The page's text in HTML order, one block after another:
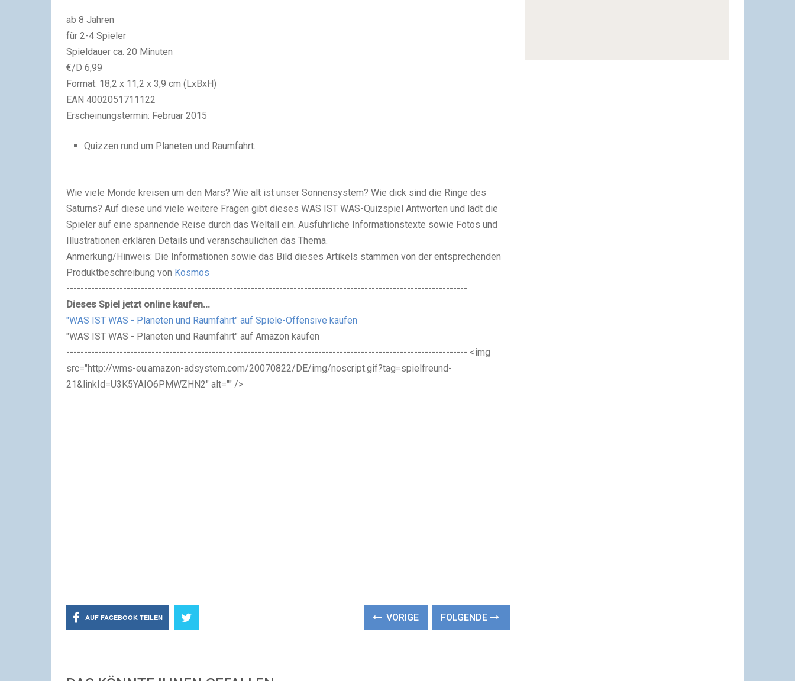
ab 8 Jahren
für 2-4 Spieler
Spieldauer ca. 20 Minuten
€/D 6,99
Format: 18,2 x 11,2 x 3,9 cm (LxBxH)
EAN 4002051711122
Erscheinungstermin: Februar 2015
Quizzen rund um Planeten und Raumfahrt.
Wie viele Monde kreisen um den Mars? Wie alt ist unser Sonnensystem? Wie dick sind die Ringe des
Saturns? Auf diese und viele weitere Fragen gibt dieses WAS IST WAS-Quizspiel Antworten und lädt die
Spieler auf eine spannende Reise durch das Weltall ein. Ausführliche Informationstexte sowie Fotos und
Illustrationen erklären Details und veranschaulichen das Thema.
Anmerkung/Hinweis: Die Informationen sowie das Bild dieses Artikels stammen von der entsprechenden
Produktbeschreibung von Kosmos
-----------------------------------------------------------------------------------------------------------------
Dieses Spiel jetzt online kaufen...
"WAS IST WAS - Planeten und Raumfahrt" auf Spiele-Offensive kaufen
"WAS IST WAS - Planeten und Raumfahrt" auf Amazon kaufen
----------------------------------------------------------------------------------------------------------------- <img
src="http://wms-eu.amazon-adsystem.com/20070822/DE/img/noscript.gif?tag=spielfreund-
21&linkId=U3K5YAIO6PMWZHN2" alt="" />
AUF FACEBOOK TEILEN VORIGE FOLGENDE